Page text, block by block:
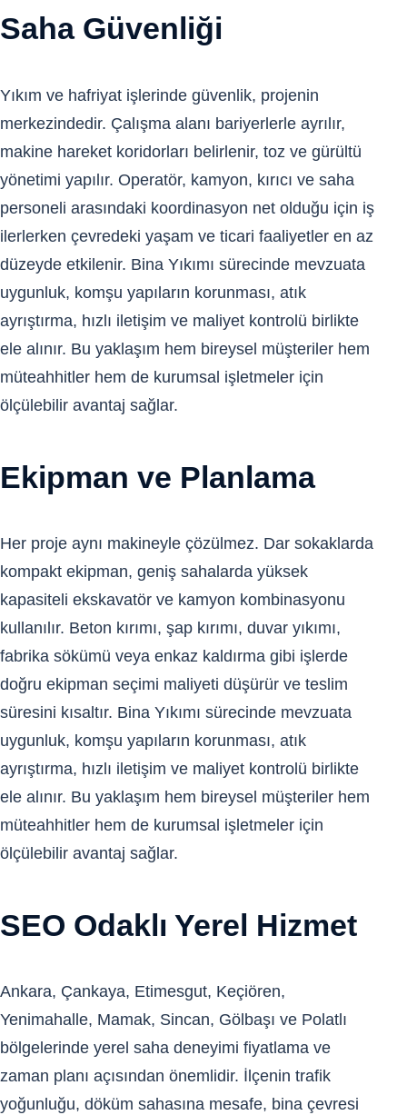
Saha Güvenliği
Yıkım ve hafriyat işlerinde güvenlik, projenin
merkezindedir. Çalışma alanı bariyerlerle ayrılır,
makine hareket koridorları belirlenir, toz ve gürültü
yönetimi yapılır. Operatör, kamyon, kırıcı ve saha
personeli arasındaki koordinasyon net olduğu için iş
ilerlerken çevredeki yaşam ve ticari faaliyetler en az
düzeyde etkilenir. Bina Yıkımı sürecinde mevzuata
uygunluk, komşu yapıların korunması, atık
ayrıştırma, hızlı iletişim ve maliyet kontrolü birlikte
ele alınır. Bu yaklaşım hem bireysel müşteriler hem
müteahhitler hem de kurumsal işletmeler için
ölçülebilir avantaj sağlar.
Ekipman ve Planlama
Her proje aynı makineyle çözülmez. Dar sokaklarda
kompakt ekipman, geniş sahalarda yüksek
kapasiteli ekskavatör ve kamyon kombinasyonu
kullanılır. Beton kırımı, şap kırımı, duvar yıkımı,
fabrika sökümü veya enkaz kaldırma gibi işlerde
doğru ekipman seçimi maliyeti düşürür ve teslim
süresini kısaltır. Bina Yıkımı sürecinde mevzuata
uygunluk, komşu yapıların korunması, atık
ayrıştırma, hızlı iletişim ve maliyet kontrolü birlikte
ele alınır. Bu yaklaşım hem bireysel müşteriler hem
müteahhitler hem de kurumsal işletmeler için
ölçülebilir avantaj sağlar.
SEO Odaklı Yerel Hizmet
Ankara, Çankaya, Etimesgut, Keçiören,
Yenimahalle, Mamak, Sincan, Gölbaşı ve Polatlı
bölgelerinde yerel saha deneyimi fiyatlama ve
zaman planı açısından önemlidir. İlçenin trafik
yoğunluğu, döküm sahasına mesafe, bina çevresi